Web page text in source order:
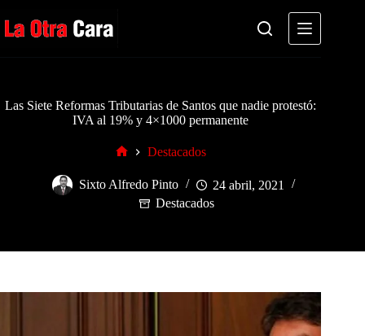
al
contenido
Las Siete Reformas Tributarias de Santos que nadie protestó:
IVA al 19% y 4×1000 permanente
Destacados
Sixto Alfredo Pinto
24 abril, 2021
Destacados